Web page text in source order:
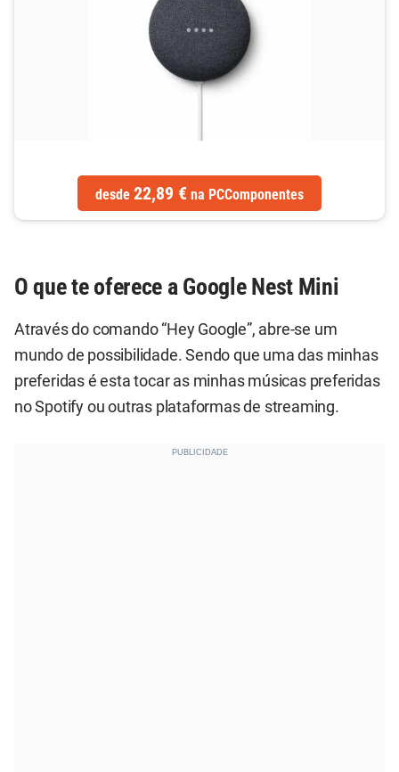
desde 22,89 € na PCComponentes
O que te oferece a Google Nest Mini
Através do comando “Hey Google”, abre-se um
mundo de possibilidade. Sendo que uma das minhas
preferidas é esta tocar as minhas músicas preferidas
no Spotify ou outras plataformas de streaming.